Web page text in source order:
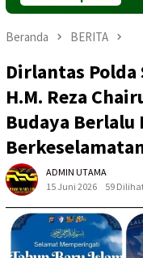
Beranda BERITA
Dirlantas Polda
H.M. Reza
Budaya Berlalu
ADMIN UTAMA
15 Juni 2026
59